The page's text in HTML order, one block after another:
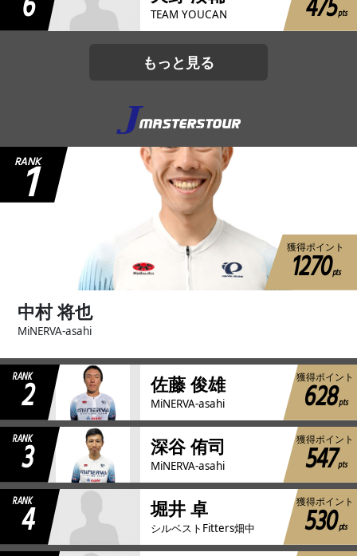
TEAM YOUCAN pts
もっと見る
RANK
1
獲得ポイント
1270pts
中村 将也
MiNERVA-asahi
RANK
2 佐藤 俊雄
MiNERVA-asahi
獲得ポイント
628pts
RANK
3 深谷 侑司
MiNERVA-asahi
獲得ポイント
547pts
RANK
4 堀井 卓
シルベストFitters畑中
獲得ポイント
530pts